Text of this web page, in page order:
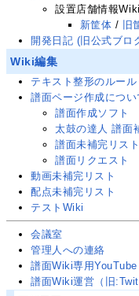
設置店舗情報
新筐体 /
旧
開発日記 (旧公式ブロ
Wiki編集
テキスト整形のルール
譜面ページ作成につい
譜面作成ソフト
太鼓の達人 譜面
譜面未補完リスト
譜面リクエスト
動画未補完リスト
配点未補完リスト
テストWiki
会議室
管理人への連絡
譜面Wiki専用YouTube
譜面Wiki運営 （旧